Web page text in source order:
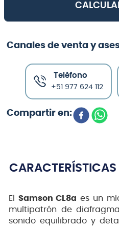
Canales de venta y
Teléfono
+51 977 624 112
CARACTERÍSTICAS
El Samson CL8a es un
multipatrón de
sonido equilibrado y